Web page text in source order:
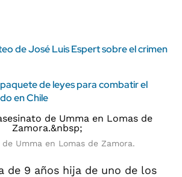
de José Luis Espert sobre el crimen
de leyes para combatir el
en Chile
Umma en Lomas de Zamora.
de 9 años hija de uno de los